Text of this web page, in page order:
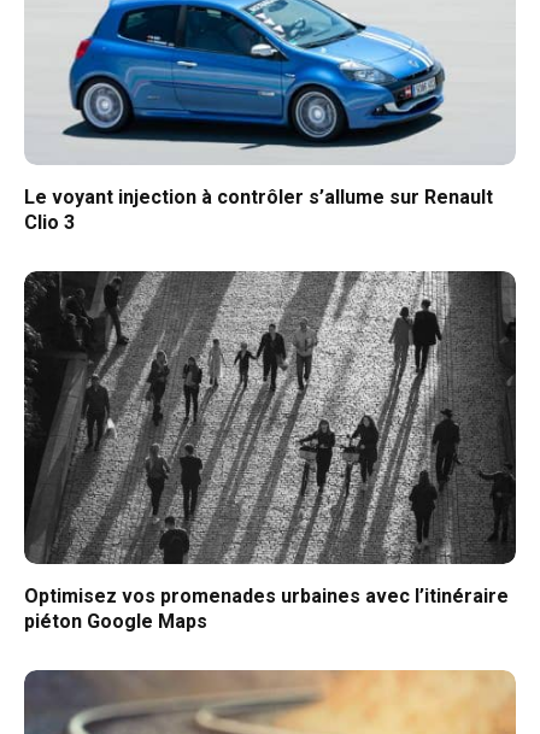
Le voyant injection à contrôler s’allume sur Renault
Clio 3
Optimisez vos promenades urbaines avec l’itinéraire
piéton Google Maps